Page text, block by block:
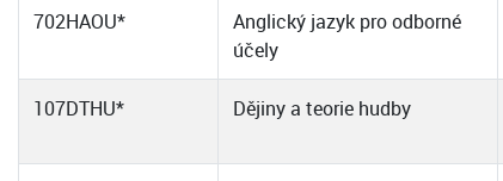
702HAOU*
Anglický jazyk pro odborné
účely
107DTHU* Dějiny a teorie hudby